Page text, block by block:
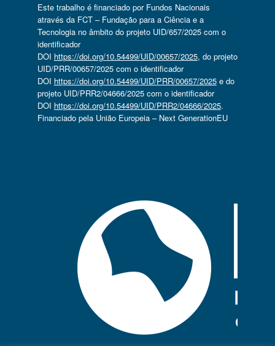
Este trabalho é financiado por Fundos Nacionais
através da FCT – Fundação para a Ciência e a
Tecnologia no âmbito do projeto UID/657/2025 com o
identificador
DOI https://doi.org/10.54499/UID/00657/2025, do projeto
UID/PRR/00657/2025 com o identificador
DOI https://doi.org/10.54499/UID/PRR/00657/2025e do
projeto UID/PRR2/04666/2025 com o identificador
DOI https://doi.org/10.54499/UID/PRR2/04666/2025.
Financiado pela União Europeia – Next GenerationEU